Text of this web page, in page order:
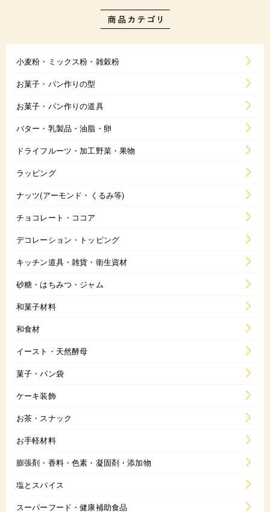
小麦粉・ミックス粉・雑穀粉
お菓子・パン作りの型
お菓子・パン作りの道具
バター・乳製品・油脂・卵
ドライフルーツ・加工野菜・果物
ラッピング
ナッツ(アーモンド・くるみ等)
チョコレート・ココア
デコレーション・トッピング
キッチン道具・雑貨・衛生資材
砂糖・はちみつ・ジャム
和菓子材料
和食材
イースト・天然酵母
菓子・パン袋
ケーキ装飾
お茶・スナック
お手軽材料
膨張剤・香料・色素・凝固剤・添加物
塩とスパイス
スーパーフード・健康補助食品